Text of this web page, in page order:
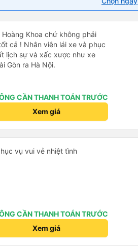
Khoa chứ không phải
cả ! Nhân viên lái xe và phục
lịch sự và xấc xược như xe
Gòn ra Hà Nội.
CẦN THANH TOÁN TRƯỚC
Xem giá
vụ vui vẻ nhiệt tình
CẦN THANH TOÁN TRƯỚC
Xem giá